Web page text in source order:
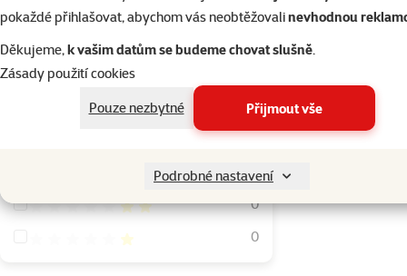
pokaždé přihlašovat, abychom vás neobtěžovalinevhodnou
Děkujeme,k vašim datům se budeme chovat slušně.
Zásady použití cookies
Pouze nezbytné
Přijmout vše
Podrobné nastavení
8 Kč 5 499 Kč
Hodnocení
Hodnocení 100%
2
Hodnocení 80%
1
Hodnocení 60%
0
Hodnocení 40%
0
Hodnocení 20%
0